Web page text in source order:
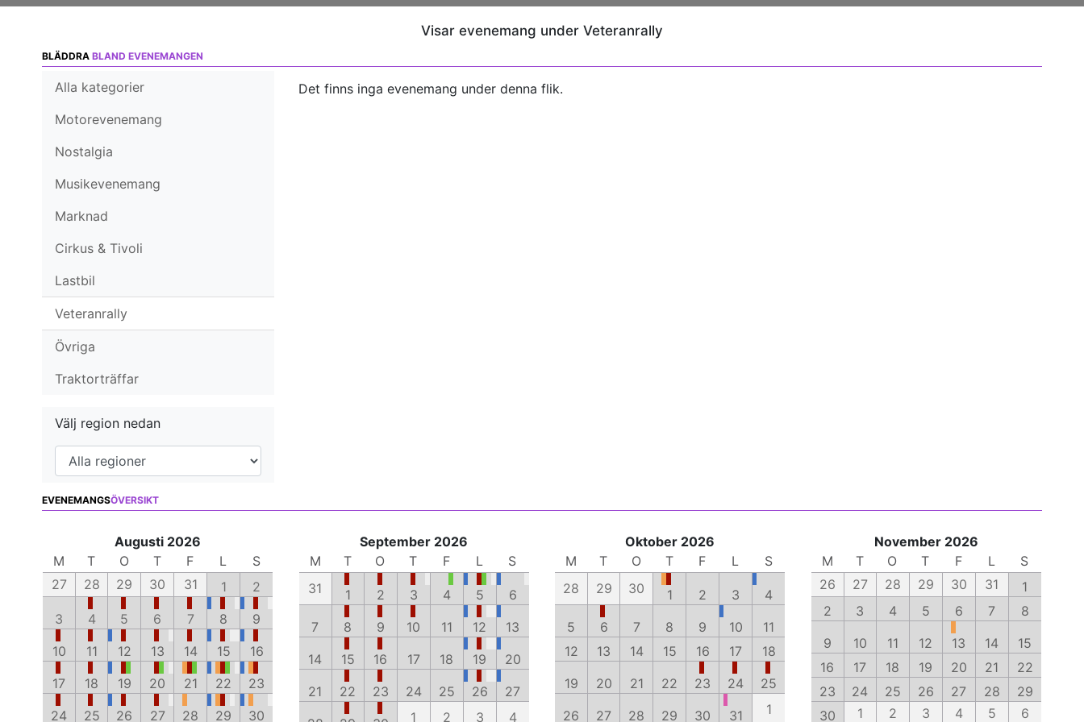
Visar evenemang under Veteranrally
BLÄDDRA BLAND EVENEMANGEN
Alla kategorier
Motorevenemang
Nostalgia
Musikevenemang
Marknad
Cirkus & Tivoli
Lastbil
Veteranrally
Övriga
Traktorträffar
Välj region nedan
Det finns inga evenemang under denna flik.
EVENEMANGSÖVERSIKT
Augusti 2026
M
T O T F L
S
27
28 29 30 31 1
2
3
4 5 6 7 8
9
10
11 12 13 14 15
16
17
18 19 20 21 22
23
24
25 26 27 28 29 30
September 2026
M
T O T F L
S
31
1 2 3 4 5
6
7
8 9 10 11 12
13
14
15 16 17 18 19
20
21
22 23 24 25 26
27
1 2 3 4
Oktober 2026
M
T O T F L
S
28
29 30 1 2 3
4
5
6 7 8 9 10
11
12
13 14 15 16 17
18
19
20 21 22 23 24
25
26
27 28 29 30 31 1
November 2026
M
T O T F L
S
26
27 28 29 30 31
1
2
3 4 5 6 7
8
9
10 11 12 13 14
15
16
17 18 19 20 21
22
23
24 25 26 27 28
29
30
1 2 3 4 5 6